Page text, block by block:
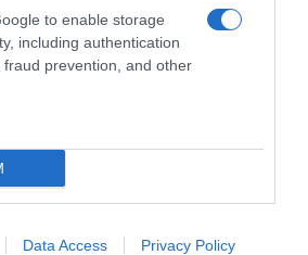
to enable storage
including authentication
prevention, and other
Data Access Privacy Policy
ΟΟΣΑ ΕΚΘΕΣΗ
ΔΙΑΦΗΜΙΣΗ